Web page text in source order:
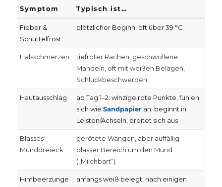
Symptom Typisch ist…
Fieber &
Schüttelfrost
plötzlicher Beginn, oft über 39 °C
Halsschmerzen
tiefroter Rachen, geschwollene
Mandeln, oft mit weißen Belägen,
Schluckbeschwerden
Hautausschlag
ab Tag 1–2: winzige rote Punkte, fühlen
sich wieSandpapier an; beginnt in
Leisten/Achseln, breitet sich aus
Blasses
Munddreieck
gerötete Wangen, aber auffällig
blasser Bereich um den Mund
(„Milchbart“)
Himbeerzunge
anfangs weiß belegt, nach einigen